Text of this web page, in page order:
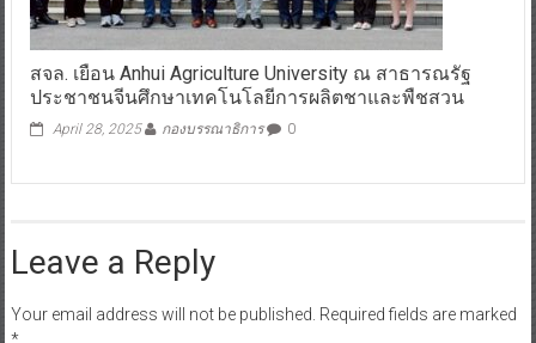
สจล. เยือน Anhui Agriculture University ณ สาธารณรัฐ
ประชาชนจีนศึกษาเทคโนโลยีการผลิตชาและพืชสวน
April 28, 2025 กองบรรณาธิการ 0
Leave a Reply
Your email address will not be published. Required fields are marked
*